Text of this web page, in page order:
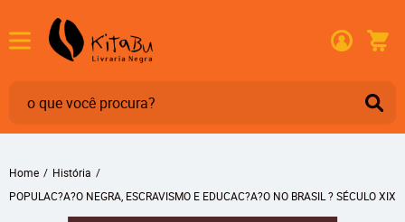
Home
História
POPULAC?A?O NEGRA, ESCRAVISMO E EDUCAC?A?O NO BRASIL ? SÉCULO XIX